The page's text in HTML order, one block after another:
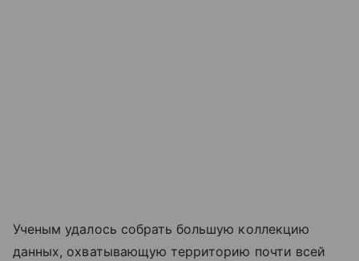
Ученым удалось собрать большую коллекцию
данных, охватывающую территорию почти всей